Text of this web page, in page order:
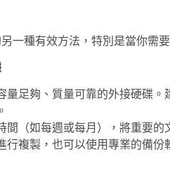
一種有效方法，特別是當你需
量足夠、質量可靠的外接硬碟
間（如每週或每月），將重要
行複製，也可以使用專業的備